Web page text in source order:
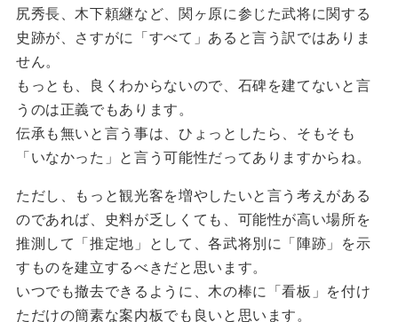
尻秀長、木下頼継など、関ヶ原に参じた武将に関する
史跡が、さすがに「すべて」あると言う訳ではありま
せん。
もっとも、良くわからないので、石碑を建てないと言
うのは正義でもあります。
伝承も無いと言う事は、ひょっとしたら、そもそも
「いなかった」と言う可能性だってありますからね。
ただし、もっと観光客を増やしたいと言う考えがある
のであれば、史料が乏しくても、可能性が高い場所を
推測して「推定地」として、各武将別に「陣跡」を示
すものを建立するべきだと思います。
いつでも撤去できるように、木の棒に「看板」を付け
ただけの簡素な案内板でも良いと思います。